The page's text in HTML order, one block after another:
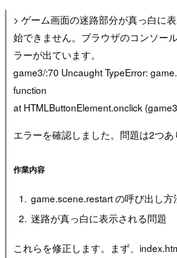
> ゲーム画面の迷路部分が真っ白に
始できません。ブラウザのコンソー
ラーが出ています。
game3/:70 Uncaught TypeError:
function
at HTMLButtonElement.onclick
エラーを確認しました。問題は2つあ
作業内容
game.scene.restart の呼び出し
迷路が真っ白に表示される問題
これらを修正します。まず、